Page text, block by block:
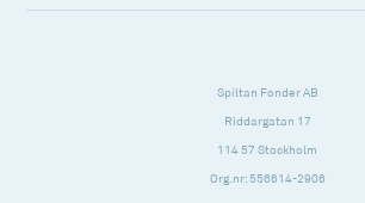
Spiltan Fonder AB
Riddargatan 17
114 57 Stockholm
Org.nr: 556614-2906